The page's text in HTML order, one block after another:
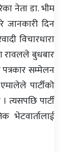
नेता डा. भीम
दिन
विचारधारा
रावलले बुधबार
सम्मेलन
पार्टीको
त्यसपछि पार्टी
भेटवार्तालाई